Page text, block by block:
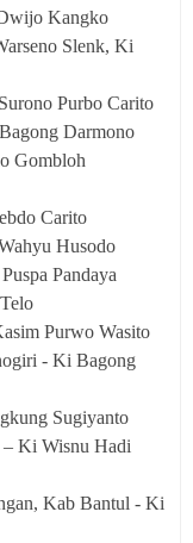
Kangko
Slenk, Ki
Purbo Carito
Darmono
Gombloh
Carito
Husodo
Pandaya
Purwo Wasito
- Ki Bagong
Sugiyanto
– Ki Wisnu Hadi
Kab Bantul - Ki